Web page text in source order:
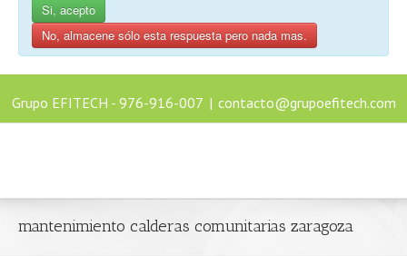
Si, acepto
No, almacene sólo esta respuesta pero nada mas.
Grupo EFITECH - 976-916-007 | contacto@grupoefitech.com
mantenimiento calderas comunitarias zaragoza